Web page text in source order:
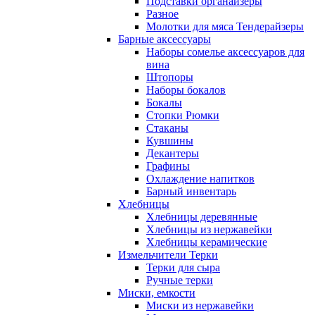
Разное
Молотки для мяса Тендерайзеры
Барные аксессуары
Наборы сомелье аксессуаров для
вина
Штопоры
Наборы бокалов
Бокалы
Стопки Рюмки
Стаканы
Кувшины
Декантеры
Графины
Охлаждение напитков
Барный инвентарь
Хлебницы
Хлебницы деревянные
Хлебницы из нержавейки
Хлебницы керамические
Измельчители Терки
Терки для сыра
Ручные терки
Миски, емкости
Миски из нержавейки